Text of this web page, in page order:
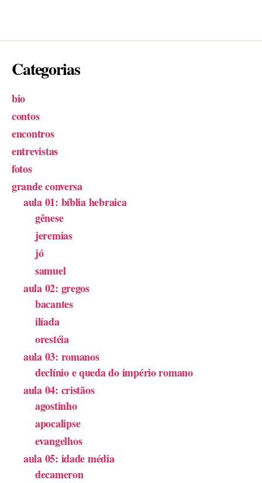
Categorias
bio
contos
encontros
entrevistas
fotos
grande conversa
aula 01: bíblia hebraica
gênese
jeremias
jó
samuel
aula 02: gregos
bacantes
ilíada
orestéia
aula 03: romanos
declínio e queda do império romano
aula 04: cristãos
agostinho
apocalipse
evangelhos
aula 05: idade média
decameron